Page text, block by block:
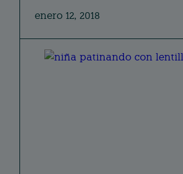
enero 12, 2018